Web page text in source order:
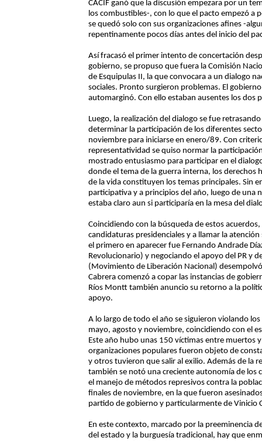
CACIF ganó que la discusión empezara por un
los combustibles-, con lo que el pacto empezó a
se quedó solo con sus organizaciones afines -
repentinamente pocos días antes del inicio del
Así fracasó el primer intento de concertación
gobierno, se propuso que fuera la Comisión
de Esquipulas II, la que convocara a un dialogo
sociales. Pronto surgieron problemas. El
automarginó. Con ello estaban ausentes los dos
Luego, la realización del dialogo se fue
determinar la participación de los diferentes
noviembre para iniciarse en enero/89. Con
representatividad se quiso normar la
mostrado entusiasmo para participar en el
donde el tema de la guerra interna, los derechos
de la vida constituyen los temas principales. Sin
participativa y a principios del año, luego de
estaba claro aun si participaría en la mesa del
Coincidiendo con la búsqueda de estos
candidaturas presidenciales y a llamar la
el primero en aparecer fue Fernando Andrade
Revolucionario) y negociando el apoyo del PR y
(Movimiento de Liberación Nacional)
Cabrera comenzó a copar las instancias de
Ríos Montt también anuncio su retorno a la
apoyo.
A lo largo de todo el año se siguieron violando
mayo, agosto y noviembre, coincidiendo con el
Este año hubo unas 150 víctimas entre muertos
organizaciones populares fueron objeto de
y otros tuvieron que salir al exilio. Además de la
también se notó una creciente autonomía de los
el manejo de métodos represivos contra la
finales de noviembre, en la que fueron
partido de gobierno y particularmente de Vinicio
En este contexto, marcado por la preeminencia
del estado y la burguesía tradicional, hay que